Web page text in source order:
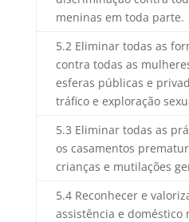
meninas em toda parte.
5.2 Eliminar todas as
contra todas as
esferas públicas e
tráfico e exploração
5.3 Eliminar todas as
os casamentos
crianças e mutilações
5.4 Reconhecer e
assistência e